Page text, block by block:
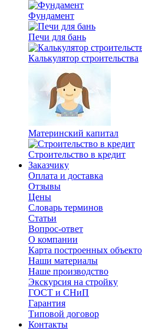
Фундамент
Печи для бань
Калькулятор строительства
Материнский капитал
Строительство в кредит
Заказчику
Оплата и доставка
Отзывы
Цены
Словарь терминов
Статьи
Вопрос-ответ
О компании
Карта построенных
Наши материалы
Наше производство
Экскурсия на стройку
ГОСТ и СНиП
Гарантия
Типовой договор
Контакты